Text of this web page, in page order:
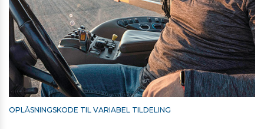
OPLÅSNINGSKODE TIL VARIABEL TILDELING